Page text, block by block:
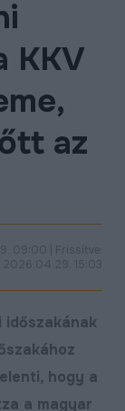
KKV
az
09:00 | Frissítve:
2026.04.29. 15:03
időszakának
hogy a
a magyar